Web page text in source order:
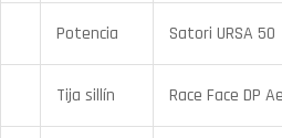
Potencia Satori URSA 50
Tija sillín Race Face DP